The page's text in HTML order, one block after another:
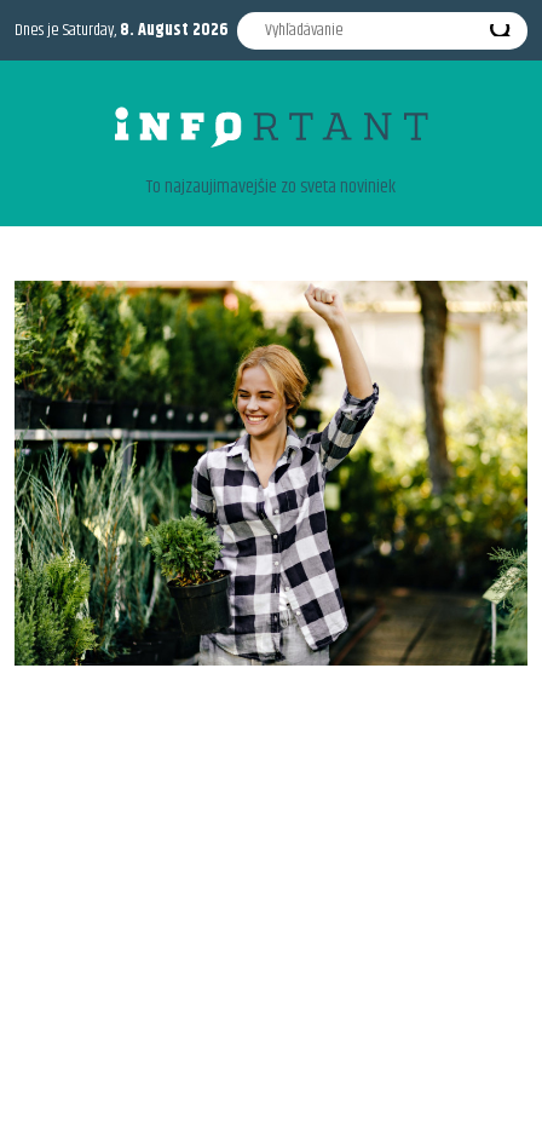
Dnes je Saturday,8. August 2026
To najzaujimavejšie zo sveta noviniek